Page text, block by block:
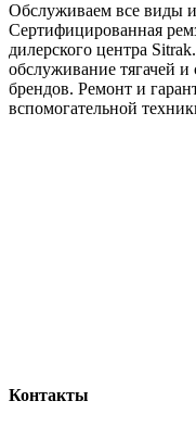
Обслуживаем все виды
Сертифицированная
дилерского центра
обслуживание тягачей
брендов. Ремонт и
вспомогательной
Контакты